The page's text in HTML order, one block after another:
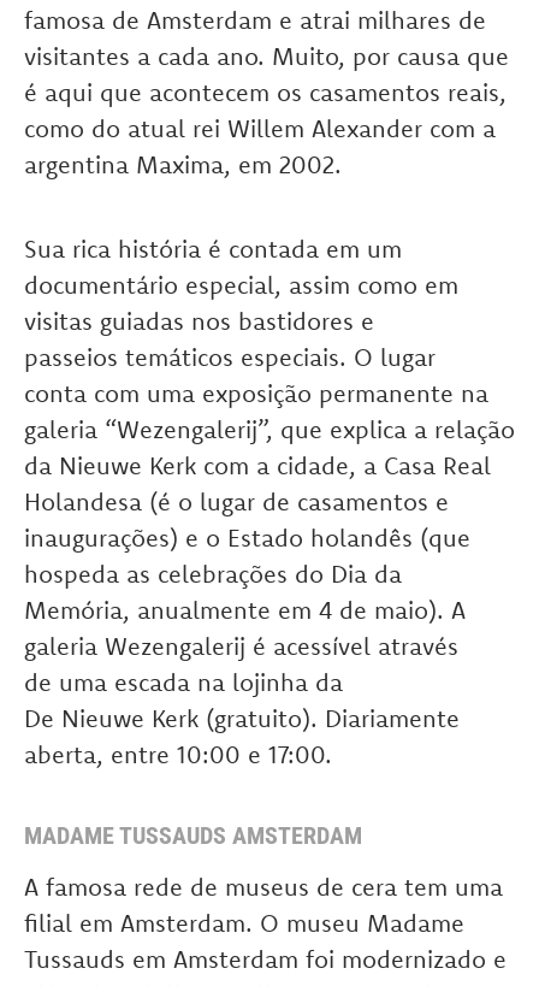
famosa de Amsterdam e atrai milhares de
visitantes a cada ano. Muito, por causa que
é aqui que acontecem os casamentos reais,
como do atual rei Willem Alexander com a
argentina Maxima, em 2002.
Sua rica história é contada em um
documentário especial, assim como em
visitas guiadas nos bastidores e
passeios temáticos especiais. O lugar
conta com uma exposição permanente na
galeria “Wezengalerij”, que explica a relação
da Nieuwe Kerk com a cidade, a Casa Real
Holandesa (é o lugar de casamentos e
inaugurações) e o Estado holandês (que
hospeda as celebrações do Dia da
Memória, anualmente em 4 de maio). A
galeria Wezengalerij é acessível através
de uma escada na lojinha da
De Nieuwe Kerk (gratuito). Diariamente
aberta, entre 10:00 e 17:00.
MADAME TUSSAUDS AMSTERDAM
A famosa rede de museus de cera tem uma
filial em Amsterdam. O museu Madame
Tussauds em Amsterdam foi modernizado e